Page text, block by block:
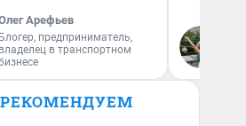
Арефьев
Блогер, предприниматель,
владелец в транспортном
РЕКОМЕНДУЕМ